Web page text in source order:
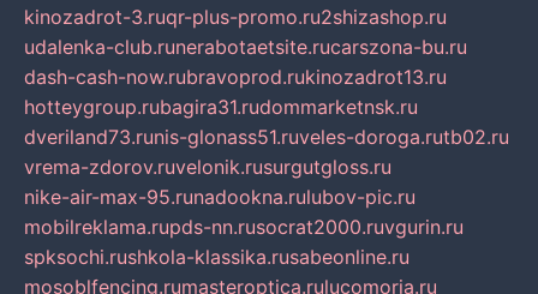
kinozadrot-3.ruqr-plus-promo.ru2shizashop.ru
udalenka-club.runerabotaetsite.rucarszona-bu.ru
dash-cash-now.rubravoprod.rukinozadrot13.ru
hotteygroup.rubagira31.rudommarketnsk.ru
dveriland73.runis-glonass51.ruveles-doroga.rutb02.ru
vrema-zdorov.ruvelonik.rusurgutgloss.ru
nike-air-max-95.runadookna.rulubov-pic.ru
mobilreklama.rupds-nn.rusocrat2000.ruvgurin.ru
spksochi.rushkola-klassika.rusabeonline.ru
mosoblfencing.rumasteroptica.rulucomoria.ru